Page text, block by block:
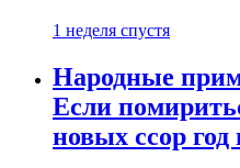
1 неделя спустя
Народные
Если
новых ссор год